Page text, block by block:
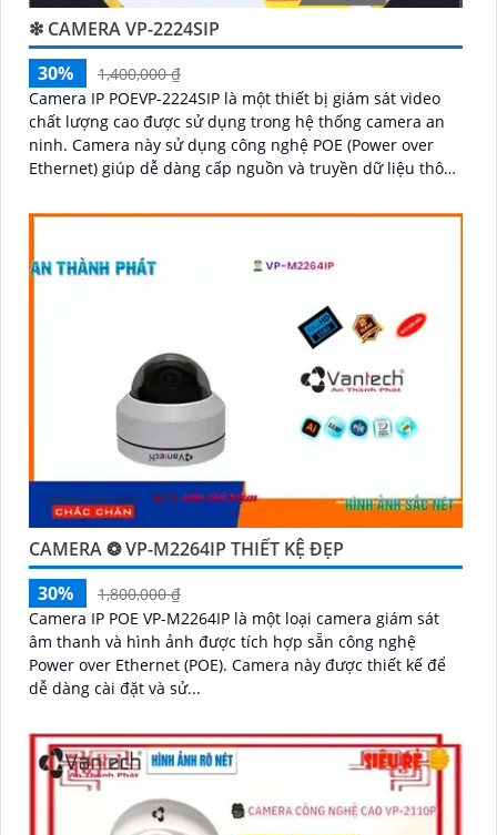
❇ CAMERA VP-2224SIP
30%
1,400,000 ₫
Camera IP POEVP-2224SIP là một thiết bị giám sát video
chất lượng cao được sử dụng trong hệ thống camera an
ninh. Camera này sử dụng công nghệ POE (Power over
Ethernet) giúp dễ dàng cấp nguồn và truyền dữ liệu thông
CAMERA ❂ VP-M2264IP THIẾT KỆ ĐẸP
30%
1,800,000 ₫
Camera IP POE VP-M2264IP là một loại camera giám sát
âm thanh và hình ảnh được tích hợp sẵn công nghệ
Power over Ethernet (POE). Camera này được thiết kế để
dễ dàng cài đặt và sử...